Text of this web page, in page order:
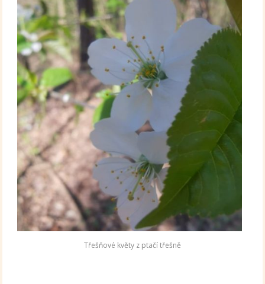
Třešňové květy z ptačí třešně